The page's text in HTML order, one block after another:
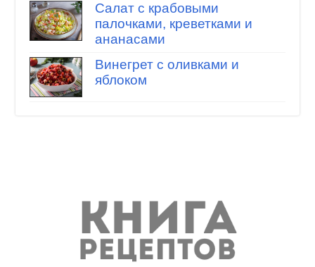
Салат с крабовыми
палочками, креветками и
ананасами
Винегрет с оливками и
яблоком